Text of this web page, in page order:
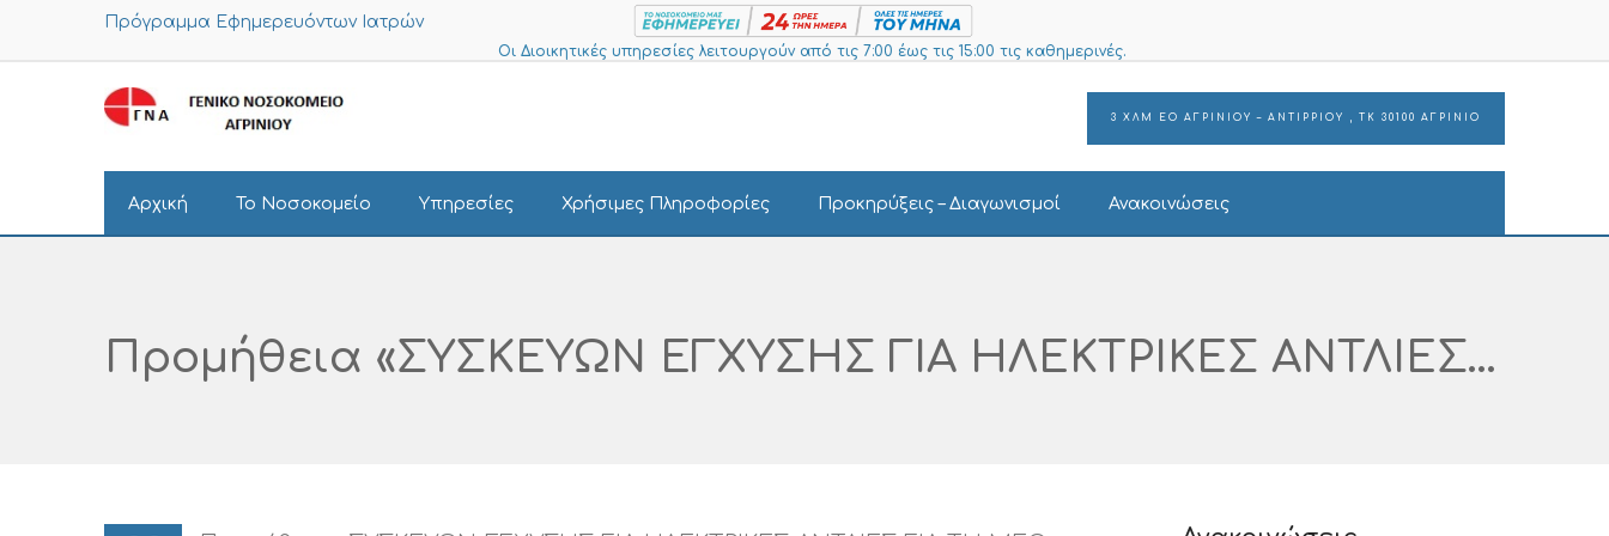
Πρόγραμμα Εφημερευόντων Ιατρών
Οι Διοικητικές υπηρεσίες λειτουργούν από τις 7:00 έως τις 15:00 τις καθημερινές.
3 ΧΛΜ ΕΟ ΑΓΡΙΝΙΟΥ – ΑΝΤΙΡΡΙΟΥ , ΤΚ 30100 ΑΓΡΙΝΙΟ
Αρχική Το Νοσοκομείο Υπηρεσίες Χρήσιμες Πληροφορίες Προκηρύξεις – Διαγωνισμοί Ανακοινώσεις
Προμήθεια «ΣΥΣΚΕΥΩΝ ΕΓΧΥΣΗΣ ΓΙΑ ΗΛΕΚΤΡΙΚΕΣ ΑΝΤΛΙΕΣ ΓΙΑ ΤΗ ΜΕΘ»